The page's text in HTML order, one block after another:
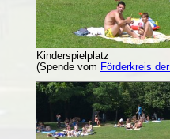
Kinderspielplatz
(Spende vom Förderkreis